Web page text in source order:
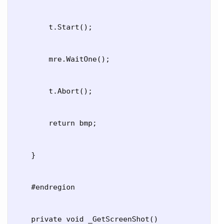
        t.Start();
        mre.WaitOne();
        t.Abort();
        return bmp;
    }
    #endregion
    private void _GetScreenShot()